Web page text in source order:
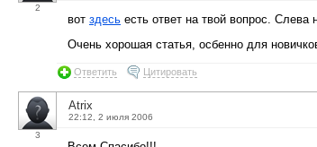
2
вот здесь есть ответ на твой вопрос.
Очень хорошая статья, осбенно для
Ответить Цитировать
3
Atrix
22:12, 2 июля 2006